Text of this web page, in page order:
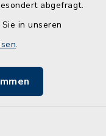
abgefragt.
in unseren
.